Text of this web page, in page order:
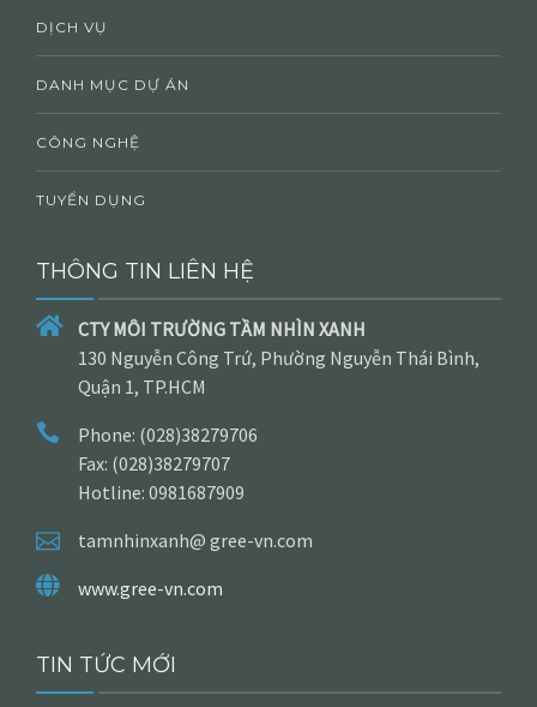
DỊCH VỤ
DANH MỤC DỰ ÁN
CÔNG NGHỆ
TUYỂN DỤNG
THÔNG TIN LIÊN HỆ
CTY MÔI TRƯỜNG TẦM NHÌN XANH
130 Nguyễn Công Trứ, Phường Nguyễn Thái Bình,
Quận 1, TP.HCM
Phone: (028)38279706
Fax: (028)38279707
Hotline: 0981687909
tamnhinxanh@ gree-vn.com
www.gree-vn.com
TIN TỨC MỚI